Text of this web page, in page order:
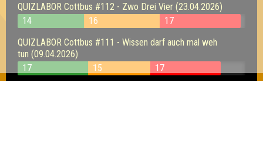
QUIZLABOR Cottbus #112 - Zwo Drei Vier (23.04.2026)
14
16
17
QUIZLABOR Cottbus #111 - Wissen darf auch mal weh
tun (09.04.2026)
17
15
17